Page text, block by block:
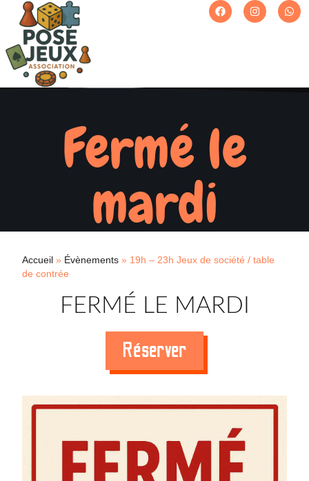
Fermé le
mardi
Accueil » Évènements » 19h – 23h Jeux de société / table
de contrée
FERMÉ LE MARDI
Réserver